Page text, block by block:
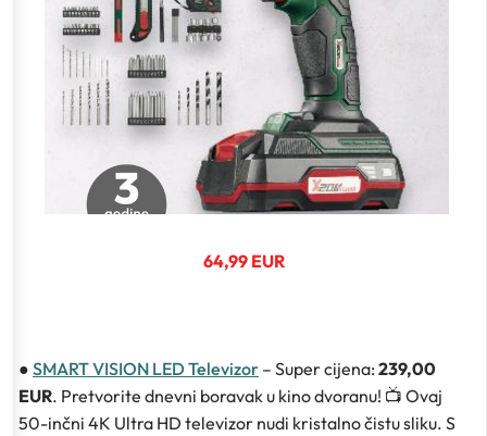
64,99 EUR
● SMART VISION LED Televizor – Super cijena: 239,00
EUR. Pretvorite dnevni boravak u kino dvoranu! 📺 Ovaj
50-inčni 4K Ultra HD televizor nudi kristalno čistu sliku. S